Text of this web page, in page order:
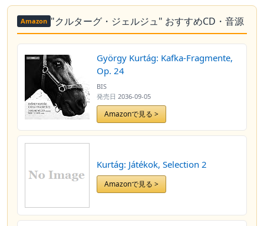
Amazon "クルターグ・ジェルジュ" おすすめCD・音源
György Kurtág: Kafka-Fragmente,
Op. 24
BIS
発売日 2036-09-05
Amazonで見る >
Kurtág: Játékok, Selection 2
Amazonで見る >